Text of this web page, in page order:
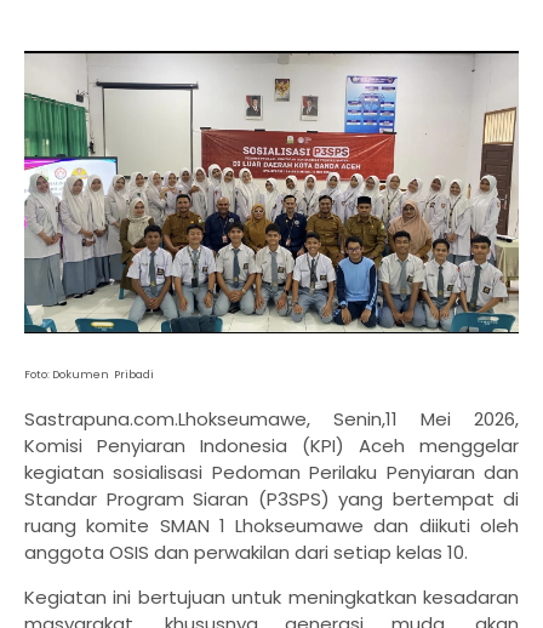
Foto: Dokumen Pribadi
Sastrapuna.com.Lhokseumawe, Senin,11 Mei 2026,
Komisi Penyiaran Indonesia (KPI) Aceh menggelar
kegiatan sosialisasi Pedoman Perilaku Penyiaran dan
Standar Program Siaran (P3SPS) yang bertempat di
ruang komite SMAN 1 Lhokseumawe dan diikuti oleh
anggota OSIS dan perwakilan dari setiap kelas 10.
Kegiatan ini bertujuan untuk meningkatkan kesadaran